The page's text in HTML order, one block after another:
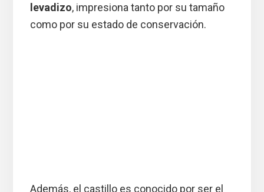
levadizo, impresiona tanto por su tamaño
como por su estado de conservación.
Además, el castillo es conocido por ser el